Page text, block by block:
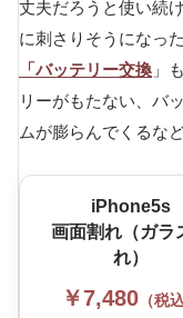
丈夫だろうと使い続
に刺さりそうになっ
「バッテリー交換 」
リーがもたない、バ
ムが膨らんでくるな
iPhone5s
画面割れ（ガラ
れ）
￥7,480 （税